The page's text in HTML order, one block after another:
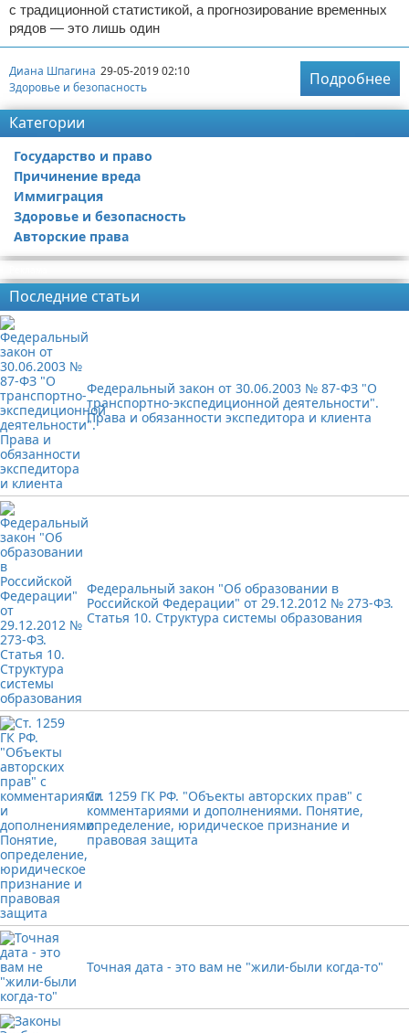
с традиционной статистикой, а прогнозирование временных
рядов — это лишь один
Диана Шпагина 29-05-2019 02:10
Здоровье и безопасность
Подробнее
Категории
Государство и право
Причинение вреда
Иммиграция
Здоровье и безопасность
Авторские права
Последние статьи
Федеральный закон от 30.06.2003 № 87-ФЗ "О
транспортно-экспедиционной деятельности".
Права и обязанности экспедитора и клиента
Федеральный закон "Об образовании в
Российской Федерации" от 29.12.2012 № 273-ФЗ.
Статья 10. Структура системы образования
Ст. 1259 ГК РФ. "Объекты авторских прав" с
комментариями и дополнениями. Понятие,
определение, юридическое признание и
правовая защита
Точная дата - это вам не "жили-были когда-то"